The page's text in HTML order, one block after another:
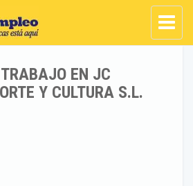
EN JC
Y CULTURA S.L.